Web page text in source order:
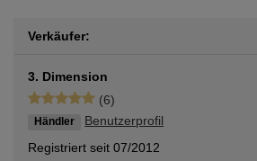
Verkäufer:
3. Dimension
(6)
Händler
Benutzerprofil
Registriert seit 07/2012